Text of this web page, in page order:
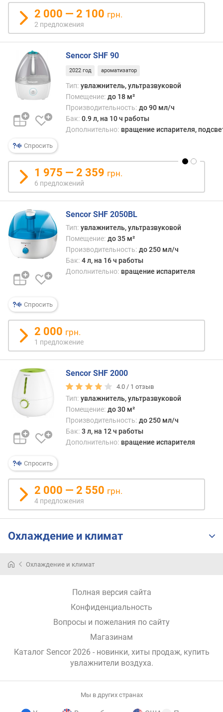
д
о
р
о
и
м
т
о
г
и
х
к
д
е
ш
в
ы
м
п
о
т
з
ы
в
а
м
п
о
д
а
е
д
б
а
л
н
я
о
т
п
2 000 — 2 100 грн.
2 предложения
Спросить
Sencor SHF 90
2022 год ароматизатор
Тип: увлажнитель, ультразвуковой
Помещение: до 18 м²
Производительность: до 90 мл/ч
Бак: 0.9 л, на 10 ч работы
Дополнительно: вращение испарителя,
1 975 — 2 359 грн.
6 предложений
Спросить
Sencor SHF 2050BL
Тип: увлажнитель, ультразвуковой
Помещение: до 35 м²
Производительность: до 250 мл/ч
Бак: 4 л, на 16 ч работы
Дополнительно: вращение испарителя
2 000 грн.
1 предложение
Спросить
Sencor SHF 2000
4.0 / 1 отзыв
Тип: увлажнитель, ультразвуковой
Помещение: до 30 м²
Производительность: до 250 мл/ч
Бак: 3 л, на 12 ч работы
Дополнительно: вращение испарителя
2 000 — 2 550 грн.
4 предложения
Охлаждение и климат
Охлаждение и климат
Полная версия сайта
Конфиденциальность
Вопросы и пожелания по сайту
Магазинам
Каталог Sencor 2026 - новинки, хиты продаж, купить
увлажнители воздуха.
Мы в других странах